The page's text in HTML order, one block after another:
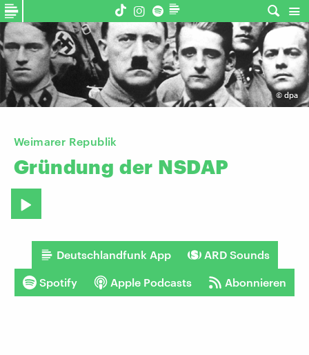
© dpa
Weimarer Republik
Gründung der NSDAP
Deutschlandfunk App ARD Sounds
Spotify Apple Podcasts Abonnieren